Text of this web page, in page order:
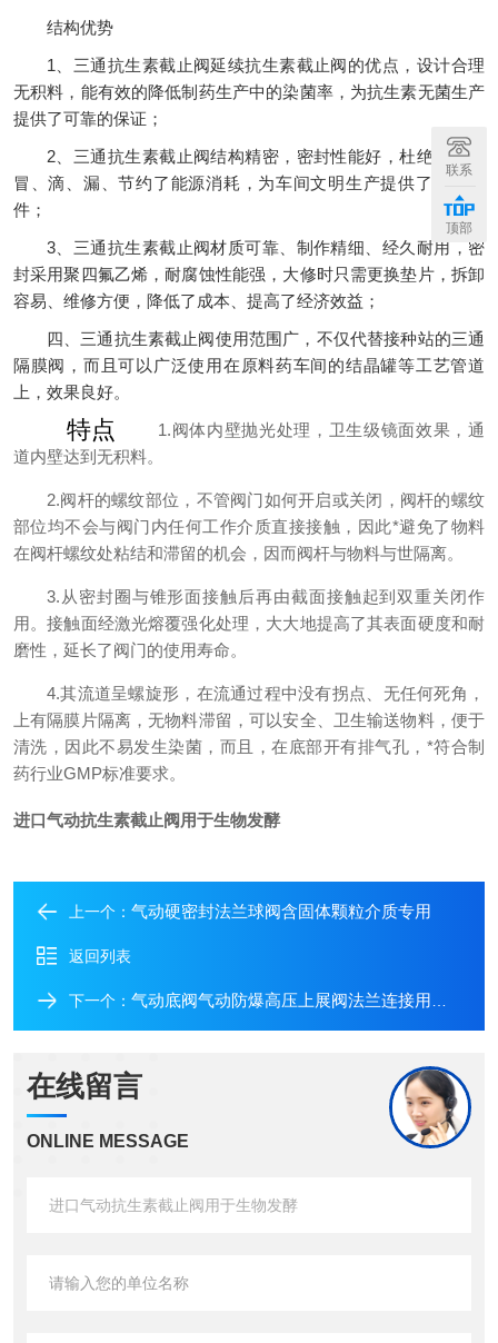
结构优势
1、三通抗生素截止阀延续抗生素截止阀的优点，设计合理
无积料，能有效的降低制药生产中的染菌率，为抗生素无菌生产
提供了可靠的保证；
2、三通抗生素截止阀结构精密，密封性能好，杜绝了跑、
冒、滴、漏、节约了能源消耗，为车间文明生产提供了有利条
件；
3、三通抗生素截止阀材质可靠、制作精细、经久耐用，密
封采用聚四氟乙烯，耐腐蚀性能强，大修时只需更换垫片，拆卸
容易、维修方便，降低了成本、提高了经济效益；
四、三通抗生素截止阀使用范围广，不仅代替接种站的三通
隔膜阀，而且可以广泛使用在原料药车间的结晶罐等工艺管道
上，效果良好。
特点
1.阀体内壁抛光处理，卫生级镜面效果，通
道内壁达到无积料。
2.阀杆的螺纹部位，不管阀门如何开启或关闭，阀杆的螺纹
部位均不会与阀门内任何工作介质直接接触，因此*避免了物料
在阀杆螺纹处粘结和滞留的机会，因而阀杆与物料与世隔离。
3.从密封圈与锥形面接触后再由截面接触起到双重关闭作
用。接触面经激光熔覆强化处理，大大地提高了其表面硬度和耐
磨性，延长了阀门的使用寿命。
4.其流道呈螺旋形，在流通过程中没有拐点、无任何死角，
上有隔膜片隔离，无物料滞留，可以安全、卫生输送物料，便于
清洗，因此不易发生染菌，而且，在底部开有排气孔，*符合制
药行业GMP标准要求。
进口气动抗生素截止阀用于生物发酵
上一个： 气动硬密封法兰球阀含固体颗粒介质专用
返回列表
下一个： 气动底阀气动防爆高压上展阀法兰连接用于反应釜配套
在线留言
ONLINE MESSAGE
联系
顶部